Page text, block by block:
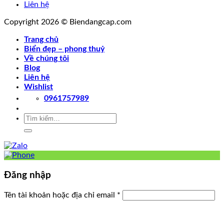
Liên hệ
Copyright 2026 © Biendangcap.com
Trang chủ
Biển đẹp – phong thuỷ
Về chúng tôi
Blog
Liên hệ
Wishlist
0961757989
Tìm
Đăng nhập
Tên tài khoản hoặc địa chỉ email *